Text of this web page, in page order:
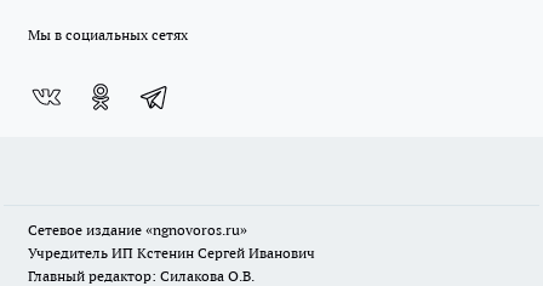
Мы в социальных сетях
Сетевое издание «ngnovoros.ru»
Учредитель ИП Кстенин Сергей Иванович
Главный редактор: Силакова О.В.